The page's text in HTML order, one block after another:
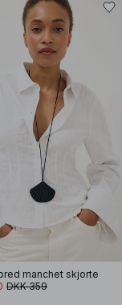
manchet skjorte
DKK 359